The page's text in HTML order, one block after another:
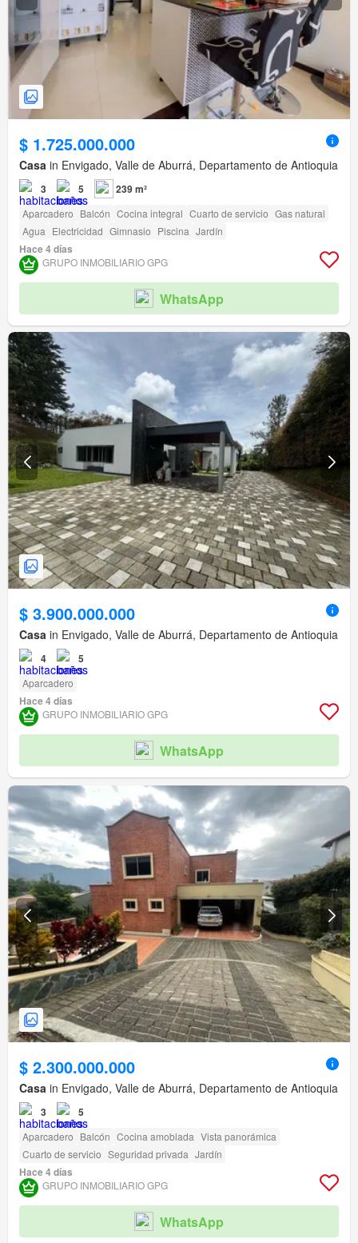
$ 1.725.000.000
Casa in Envigado, Valle de Aburrá, Departamento de Antioquia
3 5 239 m²
Aparcadero Balcón Cocina integral Cuarto de servicio Gas natural
Agua Electricidad Gimnasio Piscina Jardín
Hace 4 días
GRUPO INMOBILIARIO GPG
WhatsApp
$ 3.900.000.000
Casa in Envigado, Valle de Aburrá, Departamento de Antioquia
4 5
Aparcadero
Hace 4 días
GRUPO INMOBILIARIO GPG
WhatsApp
$ 2.300.000.000
Casa in Envigado, Valle de Aburrá, Departamento de Antioquia
3 5
Aparcadero Balcón Cocina amoblada Vista panorámica
Cuarto de servicio Seguridad privada Jardín
Hace 4 días
GRUPO INMOBILIARIO GPG
WhatsApp